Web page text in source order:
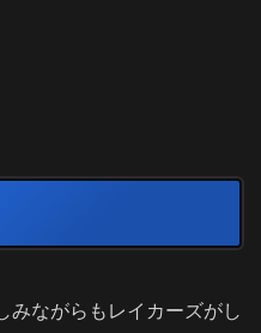
みながらもレイカーズがし